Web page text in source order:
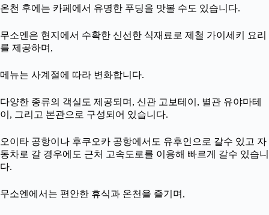
온천 후에는 카페에서 유명한 푸딩을 맛볼 수도 있습니다.
무소엔은 현지에서 수확한 신선한 식재료로 제철 가이세키 요리
를 제공하며,
메뉴는 사계절에 따라 변화합니다.
다양한 종류의 객실도 제공되며, 신관 고보테이, 별관 유야마테
이, 그리고 본관으로 구성되어 있습니다.
오이타 공항이나 후쿠오카 공항에서도 유후인으로 갈수 있고 자
동차로 갈 경우에도 근처 고속도로를 이용해 빠르게 갈수 있습니
다.
무소엔에서는 편안한 휴식과 온천을 즐기며,